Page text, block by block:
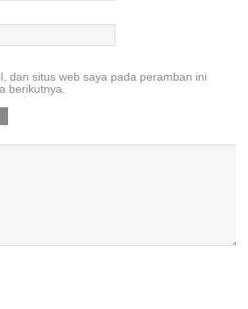
dan situs web saya pada peramban ini
berikutnya.